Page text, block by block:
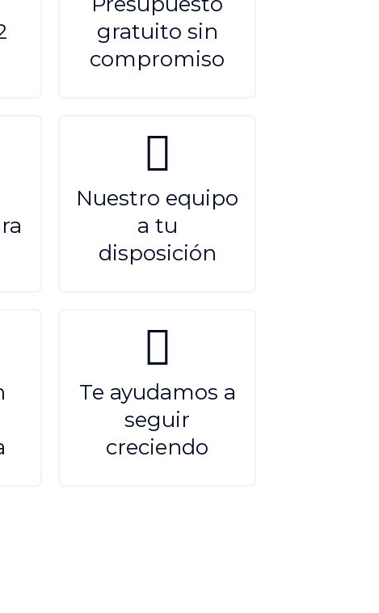
gratuito sin
compromiso
Nuestro equipo
a tu
disposición
Te ayudamos a
seguir
creciendo